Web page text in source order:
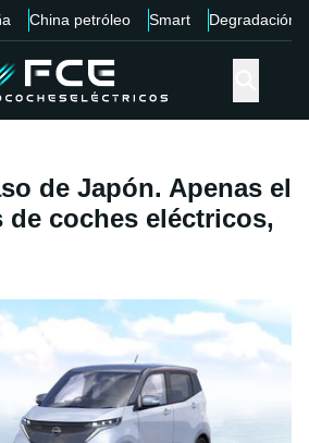
China petróleo Smart Degradación
de Japón. Apenas el
de coches eléctricos,